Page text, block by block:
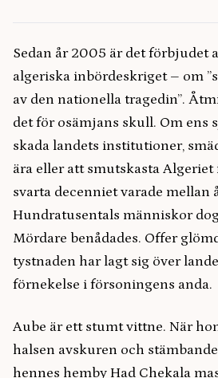
Sedan år 2005 är det förbjudet
algeriska inbördeskriget – om
av den nationella tragedin”.
det för osämjans skull. Om ens
skada landets institutioner,
ära eller att smutskasta
svarta decenniet varade mellan
Hundratusentals människor
Mördare benådades. Offer
tystnaden har lagt sig över
förnekelse i försoningens anda.
Aube är ett stumt vittne. När
halsen avskuren och
hennes hemby Had Chekala